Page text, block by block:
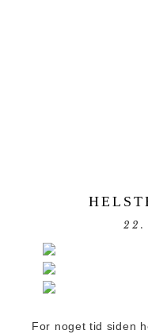
22.
For noget tid siden